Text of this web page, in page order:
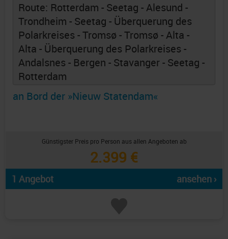
Route: Rotterdam - Seetag - Alesund -
Trondheim - Seetag - Überquerung des
Polarkreises - Tromsø - Tromsø - Alta -
Alta - Überquerung des Polarkreises -
Andalsnes - Bergen - Stavanger - Seetag -
Rotterdam
an Bord der »Nieuw Statendam«
Günstigster Preis pro Person aus allen Angeboten ab
2.399 €
1 Angebot ansehen ›